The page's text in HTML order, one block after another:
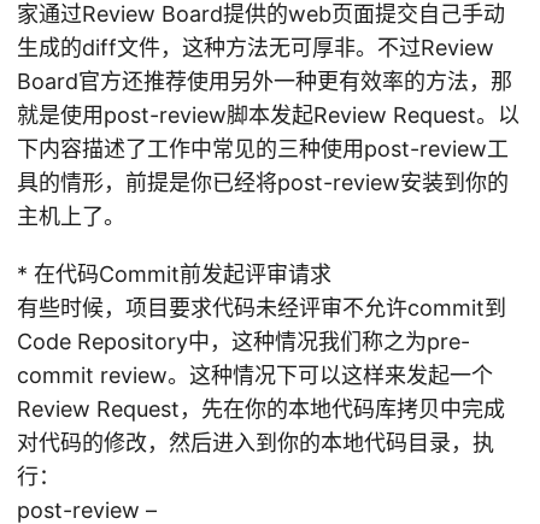
家通过Review Board提供的web页面提交自己手动
生成的diff文件，这种方法无可厚非。不过Review
Board官方还推荐使用另外一种更有效率的方法，那
就是使用post-review脚本发起Review Request。以
下内容描述了工作中常见的三种使用post-review工
具的情形，前提是你已经将post-review安装到你的
主机上了。
* 在代码Commit前发起评审请求
有些时候，项目要求代码未经评审不允许commit到
Code Repository中，这种情况我们称之为pre-
commit review。这种情况下可以这样来发起一个
Review Request，先在你的本地代码库拷贝中完成
对代码的修改，然后进入到你的本地代码目录，执
行：
post-review –